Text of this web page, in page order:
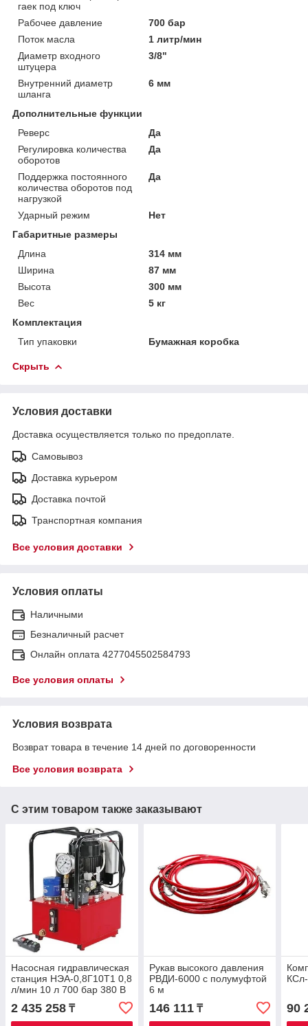
гаек под ключ
Рабочее давление
700 бар
Поток масла
1 литр/мин
Диаметр входного
штуцера
3/8"
Внутренний диаметр
шланга
6 мм
Дополнительные функции
Реверс
Да
Регулировка количества
оборотов
Да
Поддержка постоянного
количества оборотов под
нагрузкой
Да
Ударный режим
Нет
Габаритные размеры
Длина
314 мм
Ширина
87 мм
Высота
300 мм
Вес
5 кг
Комплектация
Тип упаковки
Бумажная коробка
Скрыть
Условия доставки
Доставка осуществляется только по предоплате.
Самовывоз
Доставка курьером
Доставка почтой
Транспортная компания
Все условия доставки
Условия оплаты
Наличными
Безналичный расчет
Онлайн оплата 4277045502584793
Все условия оплаты
Условия возврата
Возврат товара в течение 14 дней по договоренности
Все условия возврата
С этим товаром также заказывают
Насосная гидравлическая
станция НЭА-0,8Г10Т1 0,8
л/мин 10 л 700 бар 380 В
2 435 258 ₸
Рукав высокого давления
РВДИ-6000 с полумуфтой
6 м
146 111₸ 90